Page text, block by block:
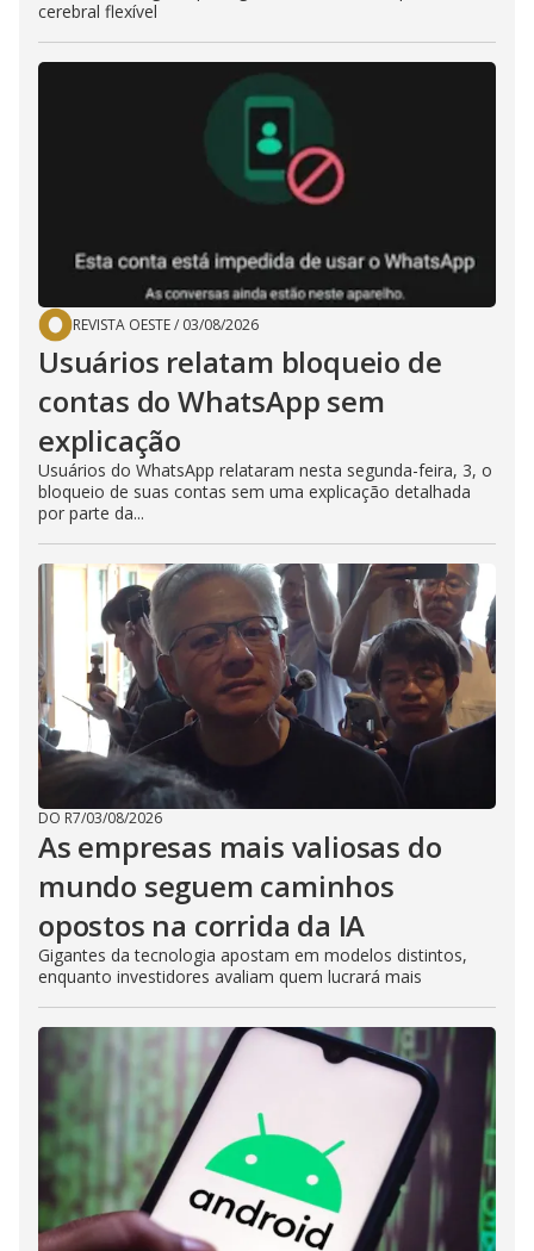
cerebral flexível
REVISTA OESTE/ 03/08/2026
Usuários relatam bloqueio de
contas do WhatsApp sem
explicação
Usuários do WhatsApp relataram nesta segunda-feira, 3, o
bloqueio de suas contas sem uma explicação detalhada
por parte da...
DO R7/03/08/2026
As empresas mais valiosas do
mundo seguem caminhos
opostos na corrida da IA
Gigantes da tecnologia apostam em modelos distintos,
enquanto investidores avaliam quem lucrará mais